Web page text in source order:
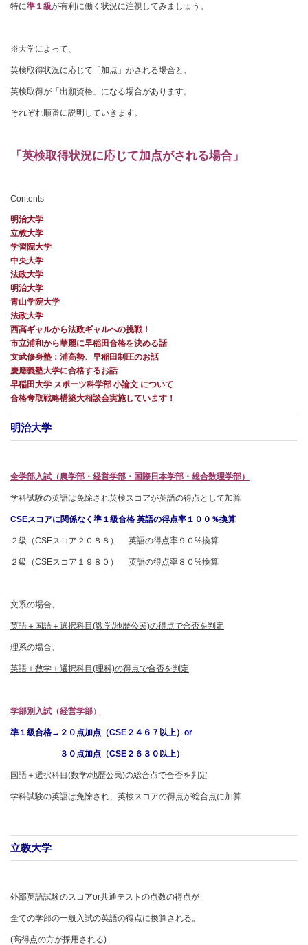
特に準１級が有利に働く状況に注視してみましょう。
※大学によって、
英検取得状況に応じて「加点」がされる場合と、
英検取得が「出願資格」になる場合があります。
それぞれ順番に説明していきます。
「英検取得状況に応じて加点がされる場合」
Contents
明治大学
立教大学
学習院大学
中央大学
法政大学
明治大学
青山学院大学
法政大学
西高ギャルから法政ギャルへの挑戦！
市立浦和から華麗に早稲田合格を決める話
文武修身塾：浦高勢、早稲田制圧のお話
慶應義塾大学に合格するお話
早稲田大学 スポーツ科学部 小論文 について
合格奪取戦略構築大相談会実施しています！
明治大学
全学部入試（農学部・経営学部・国際日本学部・総合数理学部）
学科試験の英語は免除され英検スコアが英語の得点として加算
CSEスコアに関係なく準１級合格 英語の得点率１００％換算
２級（CSEスコア２０８８） 英語の得点率９０%換算
２級（CSEスコア１９８０） 英語の得点率８０%換算
文系の場合、
英語＋国語＋選択科目(数学/地歴公民)の得点で合否を判定
理系の場合、
英語＋数学＋選択科目(理科)の得点で合否を判定
学部別入試（経営学部）
準１級合格→２０点加点（CSE２４６７以上）or
３０点加点（CSE２６３０以上）
国語＋選択科目(数学/地歴公民)の総合点で合否を判定
学科試験の英語は免除され、英検スコアの得点が総合点に加算
立教大学
外部英語試験のスコアor共通テストの点数の得点が
全ての学部の一般入試の英語の得点に換算される。
(高得点の方が採用される)